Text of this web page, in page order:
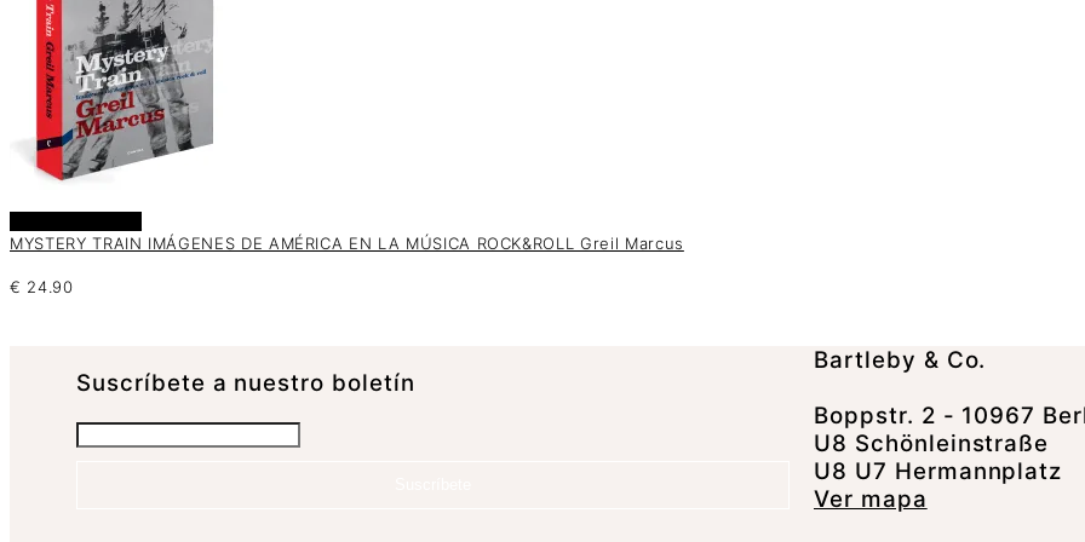
MYSTERY TRAIN IMÁGENES DE AMÉRICA EN LA MÚSICA ROCK&ROLL Greil Marcus
€ 24.90
Suscrí­bete a nuestro boletín
Bartleby & Co.
Boppstr. 2 - 10967
U8 Schönleinstraße
U8 U7 Hermannplatz
Ver mapa